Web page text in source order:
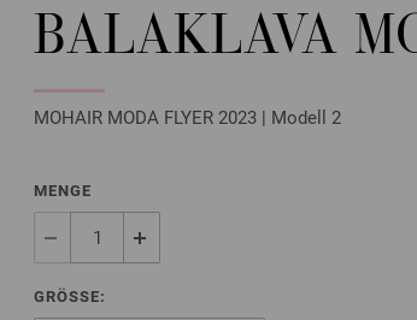
BALAKLAVA
MOHAIR MODA FLYER 2023 | Modell 2
MENGE
GRÖSSE: